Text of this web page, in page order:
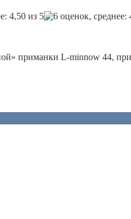
приманки L-minnow 44,